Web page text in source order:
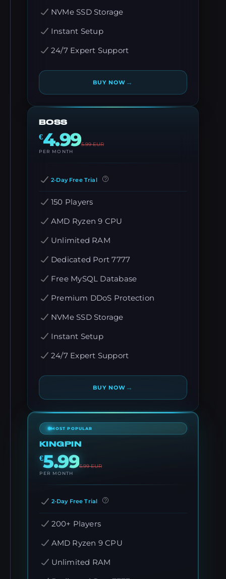
NVMe SSD Storage
Instant Setup
24/7 Expert Support
BUY NOW →
BOSS
€4.995.99EUR
PER MONTH
2-Day Free Trial
150 Players
AMD Ryzen 9 CPU
Unlimited RAM
Dedicated Port 7777
Free MySQL Database
Premium DDoS Protection
NVMe SSD Storage
Instant Setup
24/7 Expert Support
BUY NOW →
MOST POPULAR
KINGPIN
€5.996.99EUR
PER MONTH
2-Day Free Trial
200+ Players
AMD Ryzen 9 CPU
Unlimited RAM